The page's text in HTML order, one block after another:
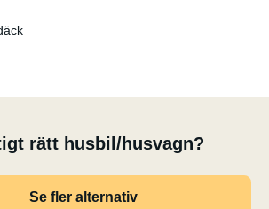
rätt husbil/husvagn?
Se fler alternativ